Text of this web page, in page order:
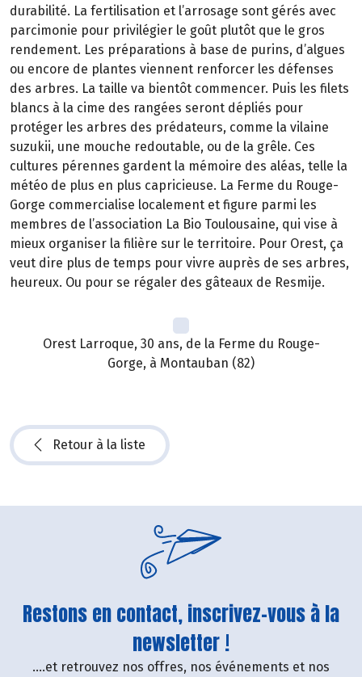
durabilité. La fertilisation et l’arrosage sont gérés avec
parcimonie pour privilégier le goût plutôt que le gros
rendement. Les préparations à base de purins, d’algues
ou encore de plantes viennent renforcer les défenses
des arbres. La taille va bientôt commencer. Puis les filets
blancs à la cime des rangées seront dépliés pour
protéger les arbres des prédateurs, comme la vilaine
suzukii, une mouche redoutable, ou de la grêle. Ces
cultures pérennes gardent la mémoire des aléas, telle la
météo de plus en plus capricieuse. La Ferme du Rouge-
Gorge commercialise localement et figure parmi les
membres de l’association La Bio Toulousaine, qui vise à
mieux organiser la filière sur le territoire. Pour Orest, ça
veut dire plus de temps pour vivre auprès de ses arbres,
heureux. Ou pour se régaler des gâteaux de Resmije.
Orest Larroque, 30 ans, de la Ferme du Rouge-
Gorge, à Montauban (82)
Retour à la liste
Restons en contact, inscrivez-vous à la
newsletter !
....et retrouvez nos offres, nos événements et nos